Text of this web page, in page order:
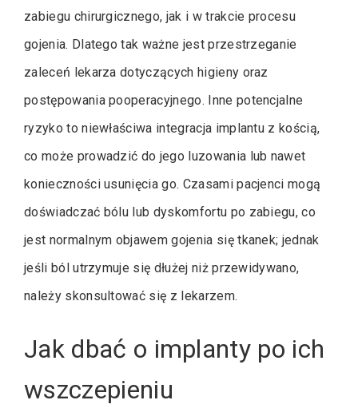
zabiegu chirurgicznego, jak i w trakcie procesu
gojenia. Dlatego tak ważne jest przestrzeganie
zaleceń lekarza dotyczących higieny oraz
postępowania pooperacyjnego. Inne potencjalne
ryzyko to niewłaściwa integracja implantu z kością,
co może prowadzić do jego luzowania lub nawet
konieczności usunięcia go. Czasami pacjenci mogą
doświadczać bólu lub dyskomfortu po zabiegu, co
jest normalnym objawem gojenia się tkanek; jednak
jeśli ból utrzymuje się dłużej niż przewidywano,
należy skonsultować się z lekarzem.
Jak dbać o implanty po ich
wszczepieniu